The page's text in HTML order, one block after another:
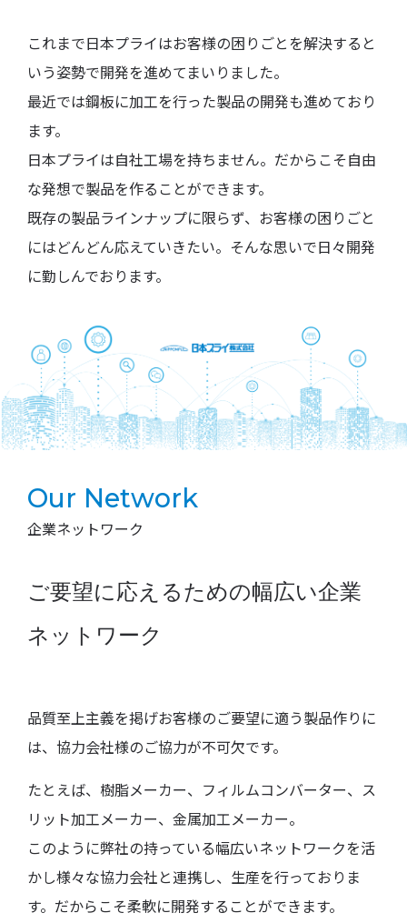
これまで日本プライはお客様の困りごとを解決すると
いう姿勢で開発を進めてまいりました。
最近では鋼板に加工を行った製品の開発も進めており
ます。
日本プライは自社工場を持ちません。だからこそ自由
な発想で製品を作ることができます。
既存の製品ラインナップに限らず、お客様の困りごと
にはどんどん応えていきたい。そんな思いで日々開発
に勤しんでおります。
Our Network
企業ネットワーク
ご要望に応えるための幅広い企業
ネットワーク
品質至上主義を掲げお客様のご要望に適う製品作りに
は、協力会社様のご協力が不可欠です。
たとえば、樹脂メーカー、フィルムコンバーター、ス
リット加工メーカー、金属加工メーカー。
このように弊社の持っている幅広いネットワークを活
かし様々な協力会社と連携し、生産を行っておりま
す。だからこそ柔軟に開発することができます。